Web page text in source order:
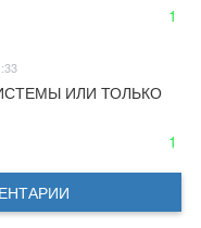
1
ИЛИ ТОЛЬКО
1